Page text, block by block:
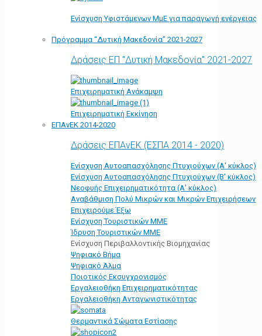
Ενίσχυση Υφιστάμενων ΜμΕ για παραγωγή ενέργειας
Πρόγραμμα “Δυτική Μακεδονία” 2021-2027
Δράσεις ΕΠ "Δυτική Μακεδονία" 2021-2027
Επιχειρηματική Ανάκαμψη
Επιχειρηματική Εκκίνηση
ΕΠΑνΕΚ 2014-2020
Δράσεις ΕΠΑνΕΚ (ΕΣΠΑ 2014 - 2020)
Ενίσχυση Αυτοαπασχόλησης Πτυχιούχων (Α' κύκλος)
Ενίσχυση Αυτοαπασχόλησης Πτυχιούχων (Β' κύκλος)
Νεοφυής Επιχειρηματικότητα (Α' κύκλος)
Αναβάθμιση Πολύ Μικρών και Μικρών Επιχειρήσεων
Επιχειρούμε Έξω
Ενίσχυση Τουριστικών ΜΜΕ
Ίδρυση Τουριστικών ΜΜΕ
Ενίσχυση Περιβαλλοντικής Βιομηχανίας
Ψηφιακό Βήμα
Ψηφιακό Άλμα
Ποιοτικός Εκσυγχρονισμός
Εργαλειοθήκη Eπιχειρηματικότητας
Εργαλειοθήκη Ανταγωνιστικότητας
Θερμαντικά Σώματα Εστίασης